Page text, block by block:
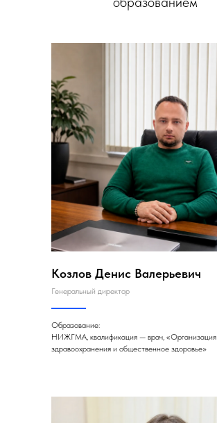
Козлов Денис Валерьевич
Генеральный директор
Образование:
НИЖГМА, квалификация — врач, «Организация
здравоохранения и общественное здоровье»